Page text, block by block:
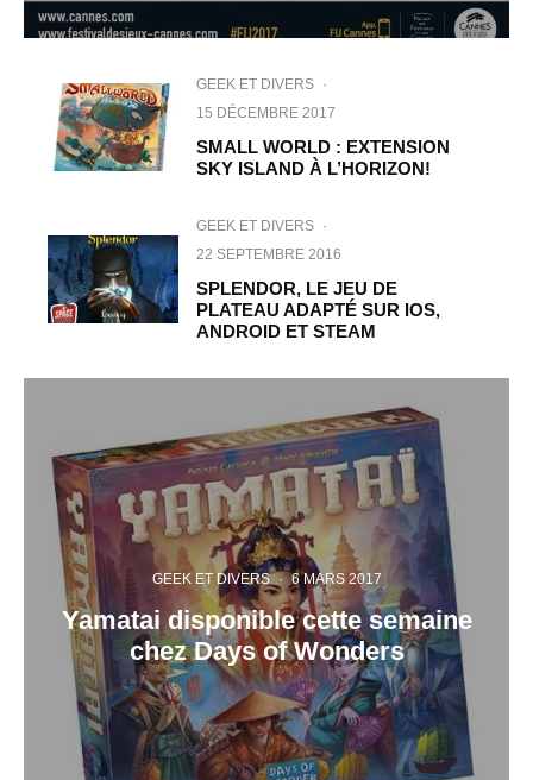
GEEK ET DIVERS ·
15 DÉCEMBRE 2017
SMALL WORLD : EXTENSION
SKY ISLAND À L’HORIZON!
GEEK ET DIVERS ·
22 SEPTEMBRE 2016
SPLENDOR, LE JEU DE
PLATEAU ADAPTÉ SUR IOS,
ANDROID ET STEAM
GEEK ET DIVERS · 6 MARS 2017
Yamatai disponible cette semaine
chez Days of Wonders